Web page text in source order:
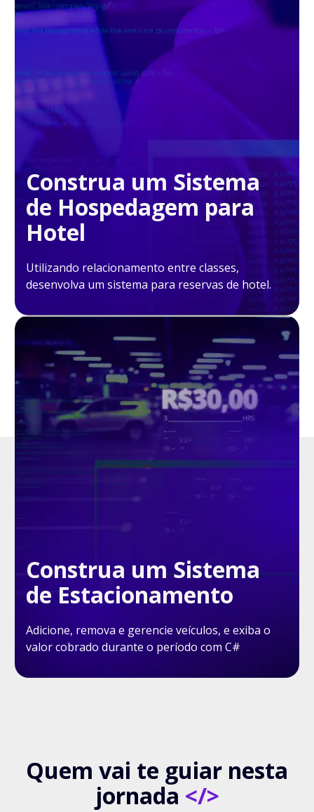
Construa um Sistema
de Hospedagem para
Hotel
Utilizando relacionamento entre classes,
desenvolva um sistema para reservas de hotel.
Construa um Sistema
de Estacionamento
Adicione, remova e gerencie veículos, e exiba o
valor cobrado durante o período com C#
Quem vai te guiar nesta
jornada </>